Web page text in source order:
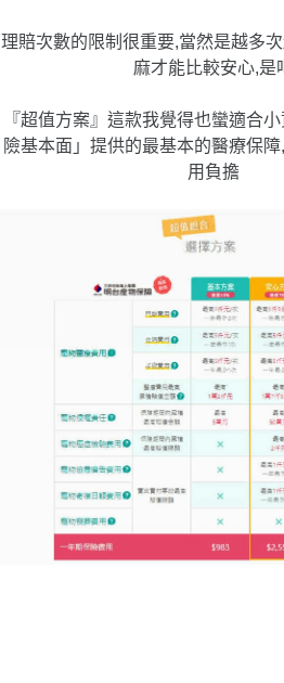
理賠次數的限制很重要,當然是越多
麻才能比較安心,是
『超值方案』這款我覺得也蠻適合
險基本面」提供的最基本的醫療保
用負擔